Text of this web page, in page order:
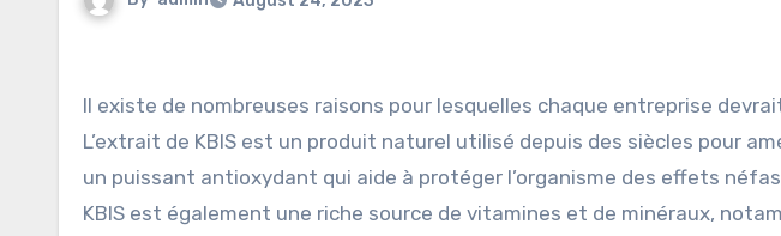
Il existe de nombreuses raisons pour lesquelles chaque entreprise devrait intégrer l’extrait KBIS pour réussir.
L’extrait de KBIS est un produit naturel utilisé depuis des siècles pour
un puissant antioxydant qui aide à protéger l’organisme des effets
KBIS est également une riche source de vitamines et de minéraux,